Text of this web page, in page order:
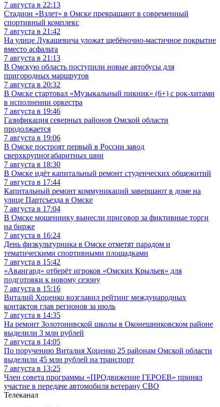
7 августа в 22:13
Стадион «Взлет» в Омске превращают в современный
спортивный комплекс
7 августа в 21:42
На улице Лукашевича уложат щебёночно-мастичное покрытие
вместо асфальта
7 августа в 21:13
В Омскую область поступили новые автобусы для
пригородных маршрутов
7 августа в 20:32
В Омске стартовал «Музыкальный пикник» (6+) с рок-хитами
в исполнении оркестра
7 августа в 19:46
Газификация северных районов Омской области
продолжается
7 августа в 19:06
В Омске построят первый в России завод
сверхкрупногабаритных шин
7 августа в 18:30
В Омске идёт капитальный ремонт студенческих общежитий
7 августа в 17:44
Капитальный ремонт коммуникаций завершают в доме на
улице Партсъезда в Омске
7 августа в 17:04
В Омске мошеннику вынесли приговор за фиктивные торги
на бирже
7 августа в 16:24
День физкультурника в Омске отметят парадом и
тематическими спортивными площадками
7 августа в 15:42
«Авангард» отберёт игроков «Омских Крыльев» для
подготовки к новому сезону
7 августа в 15:16
Виталий Хоценко возглавил рейтинг международных
контактов глав регионов за июль
7 августа в 14:35
На ремонт Золотонивской школы в Оконешниковском районе
выделили 3 млн рублей
7 августа в 14:05
По поручению Виталия Хоценко 25 районам Омской области
выделили 45 млн рублей на транспорт
7 августа в 13:25
Член совета программы «ПРОдвижение ГЕРОЕВ» принял
участие в передаче автомобиля ветерану СВО
Телеканал